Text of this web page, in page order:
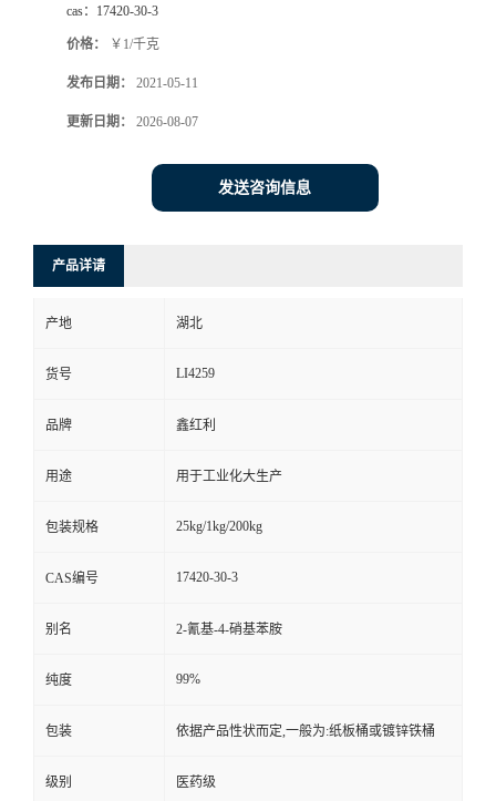
cas： 17420-30-3
价格： ￥1/千克
发布日期： 2021-05-11
更新日期： 2026-08-07
发送咨询信息
产品详请
产地 湖北
货号 LI4259
品牌 鑫红利
用途 用于工业化大生产
包装规格 25kg/1kg/200kg
CAS编号 17420-30-3
别名 2-氰基-4-硝基苯胺
纯度 99%
包装 依据产品性状而定,一般为:纸板桶或镀锌铁桶
级别 医药级